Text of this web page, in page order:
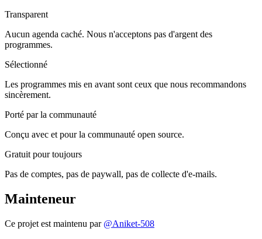
Transparent
Aucun agenda caché. Nous n'acceptons pas d'argent des
programmes.
Sélectionné
Les programmes mis en avant sont ceux que nous recommandons
sincèrement.
Porté par la communauté
Conçu avec et pour la communauté open source.
Gratuit pour toujours
Pas de comptes, pas de paywall, pas de collecte d'e-mails.
Mainteneur
Ce projet est maintenu par @Aniket-508